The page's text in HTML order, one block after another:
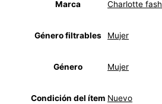
Marca Charlotte
Género filtrables Mujer
Género Mujer
Condición del ítem Nuevo